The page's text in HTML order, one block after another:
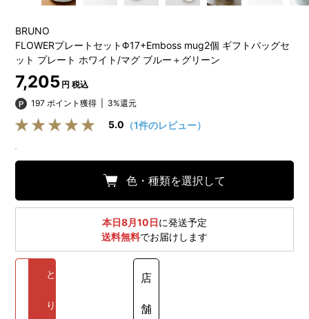
BRUNO
FLOWERプレートセットΦ17+Emboss mug2個 ギフトバッグセ
ット プレート ホワイト/マグ ブルー＋グリーン
7,205 円 税込
197 ポイント獲得
3%還元
5.0 （1件のレビュー）
色・種類を選択して
本日8月10日に発送予定
送料無料でお届けします
と
り
店
舗